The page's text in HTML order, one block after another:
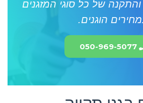
והתקנה של כל סוגי המזגנים
הוגנים.
050-969-5077